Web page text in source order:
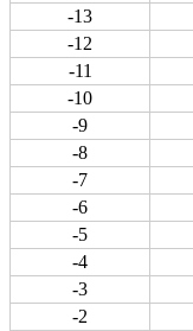
-13
-12
-11
-10
-9
-8
-7
-6
-5
-4
-3
-2